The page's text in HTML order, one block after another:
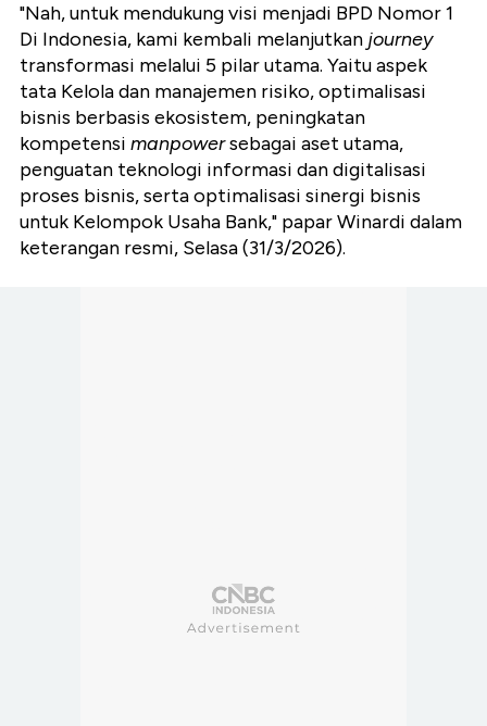
"Nah, untuk mendukung visi menjadi BPD Nomor 1
Di Indonesia, kami kembali melanjutkan journey
transformasi melalui 5 pilar utama. Yaitu aspek
tata Kelola dan manajemen risiko, optimalisasi
bisnis berbasis ekosistem, peningkatan
kompetensi manpowersebagai aset utama,
penguatan teknologi informasi dan digitalisasi
proses bisnis, serta optimalisasi sinergi bisnis
untuk Kelompok Usaha Bank," papar Winardi dalam
keterangan resmi, Selasa (31/3/2026).